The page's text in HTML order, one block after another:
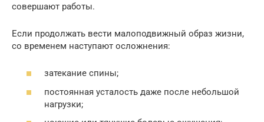
совершают работы.
Если продолжать вести малоподвижный образ жизни,
со временем наступают осложнения:
затекание спины;
постоянная усталость даже после небольшой
нагрузки;